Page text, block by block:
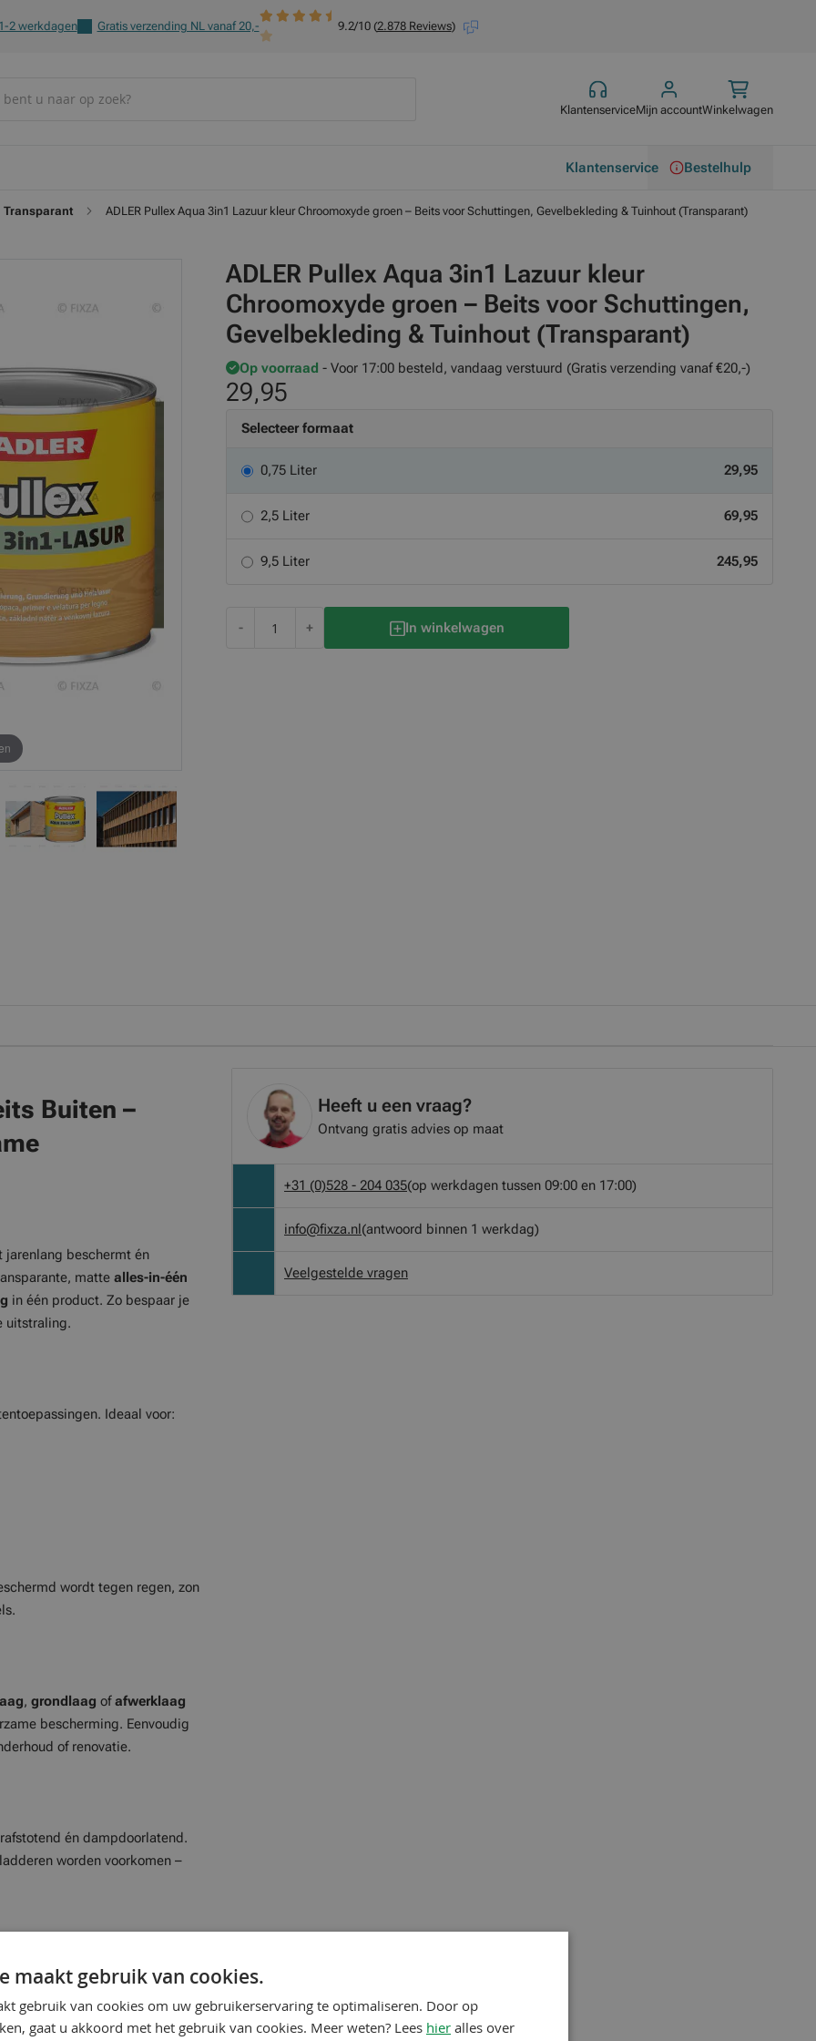
2 werkdagen Gratis verzending NL vanaf 20,- 9.2/10 (2.878 Reviews)
KlantenserviceMijn accountWinkelwagen
Klantenservice Bestelhulp
Transparant ADLER Pullex Aqua 3in1 Lazuur kleur Chroomoxyde groen – Beits voor Schuttingen, Gevelbekleding & Tuinhout (Transparant)
ADLER Pullex Aqua 3in1 Lazuur kleur
Chroomoxyde groen – Beits voor Schuttingen,
Gevelbekleding & Tuinhout (Transparant)
Op voorraad - Voor 17:00 besteld, vandaag verstuurd (Gratis verzending vanaf €20,-)
29,95
Selecteer formaat
0,75 Liter 29,95
2,5 Liter 69,95
9,5 Liter 245,95
- + In winkelwagen
Buiten –
jarenlang beschermt én
matte alles-in-één
in één product. Zo bespaar je
uitstraling.
Ideaal voor:
wordt tegen regen, zon
, grondlaag ofafwerklaag
bescherming. Eenvoudig
of renovatie.
én dampdoorlatend.
worden voorkomen –
met veel voordelen:
Heeft u een vraag?
Ontvang gratis advies op maat
+31 (0)528 - 204 035(op werkdagen tussen 09:00 en 17:00)
info@fixza.nl(antwoord binnen 1 werkdag)
Veelgestelde vragen
maakt gebruik van cookies.
gebruik van cookies om uw gebruikerservaring te optimaliseren. Door op
gaat u akkoord met het gebruik van cookies. Meer weten? Lees hier alles over